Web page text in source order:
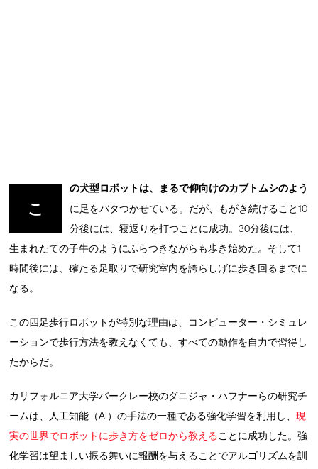
こ
の犬型ロボットは、まるで仰向けのカブトムシのよう
に足をバタつかせている。だが、もがき続けること10
分後には、寝返りを打つことに成功。30分後には、
生まれたての子牛のようにふらつきながらも歩き始めた。そして1
時間後には、確たる足取りで研究室内を誇らしげに歩き回るまでに
なる。
この四足歩行ロボットが特別な理由は、コンピューター・シミュレ
ーションで歩行方法を教えなくても、すべての動作を自力で習得し
たからだ。
カリフォルニア大学バークレー校のダニジャ・ハフナーらの研究チ
ームは、人工知能（AI）の手法の一種である強化学習を利用し、現
実の世界でロボットに歩き方をゼロから教えることに成功した。強
化学習は望ましい振る舞いに報酬を与えることでアルゴリズムを訓